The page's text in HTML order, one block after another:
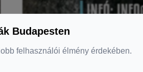
Budapesten
felhasználói élmény érdekében.